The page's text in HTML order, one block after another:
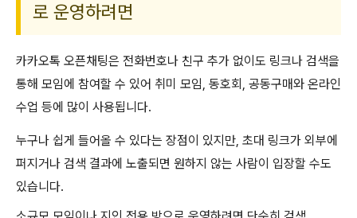
로 운영하려면
카카오톡 오픈채팅은 전화번호나 친구 추가 없이도 링크나 검색을
통해 모임에 참여할 수 있어 취미 모임, 동호회, 공동구매와 온라인
수업 등에 많이 사용됩니다.
누구나 쉽게 들어올 수 있다는 장점이 있지만, 초대 링크가 외부에
퍼지거나 검색 결과에 노출되면 원하지 않는 사람이 입장할 수도
있습니다.